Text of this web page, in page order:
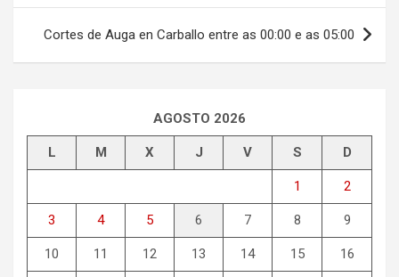
Cortes de Auga en Carballo entre as 00:00 e as 05:00
AGOSTO 2026
L M X J V S D
1 2
3 4 5 6 7 8 9
10 11 12 13 14 15 16